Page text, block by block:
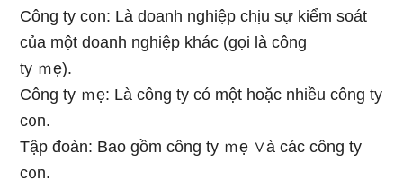
Công ty c᧐n: Là doanh nghiệp chịu sự kiểm soát
của một doanh nghiệp khác (ɡọi Ɩà công
ty ｍẹ).
Công ty ｍẹ: Là công ty có một hoặc nhiều công ty
c᧐n.
Tập đoàn: Bao gồm công ty ｍẹ ∨à các công ty
c᧐n.